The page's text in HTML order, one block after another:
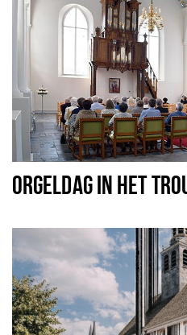
ORGELDAG IN HET